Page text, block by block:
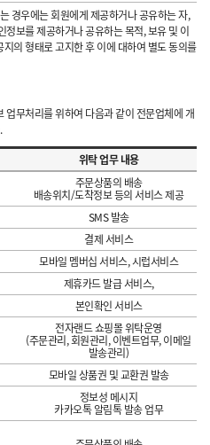
경우에는 회원에게 제공하거나 공유하는 자,
보를 제공하거나 공유하는 목적, 보유 및 이
의 형태로 고지한 후 이에 대하여 별도 동의를
업무처리를 위하여 다음과 같이 전문업체에 개
위탁 업무 내용
주문상품의 배송
배송위치/도착정보 등의 서비스 제공
SMS 발송
결제 서비스
모바일 멤버십 서비스, 시럽서비스
제휴카드 발급 서비스,
본인확인 서비스
전자랜드 쇼핑몰 위탁운영
(주문관리, 회원관리, 이벤트업무, 이메일
발송관리)
모바일 상품권 및 교환권 발송
정보성 메시지
카카오톡 알림톡 발송 업무